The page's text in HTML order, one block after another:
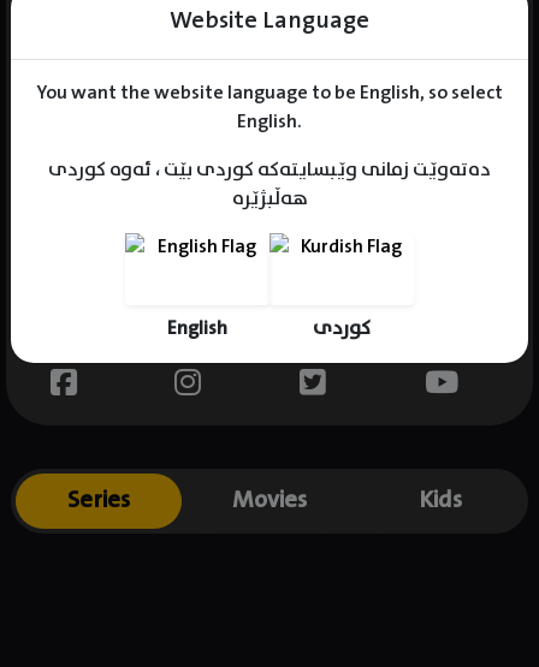
Website Language
You want the website language to be English, so select
English.
دەتەوێت زمانی وێبسایتەکە کوردی بێت ، ئەوە کوردی
هەڵبژێرە
English کوردی
Gender : male
Place of birth : South Korea
Series Movies Kids